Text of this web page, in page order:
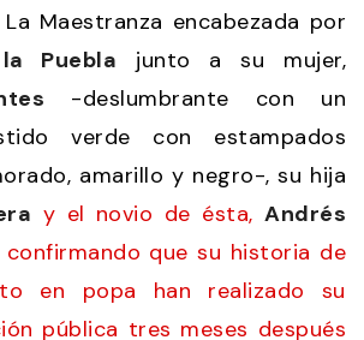
Maestranza encabezada por
Puebla junto a su mujer,
-deslumbrante con un
verde con estampados
amarillo y negro-, su hija
y el novio de ésta,Andrés
confirmando que su historia de
en popa han realizado su
pública tres meses después